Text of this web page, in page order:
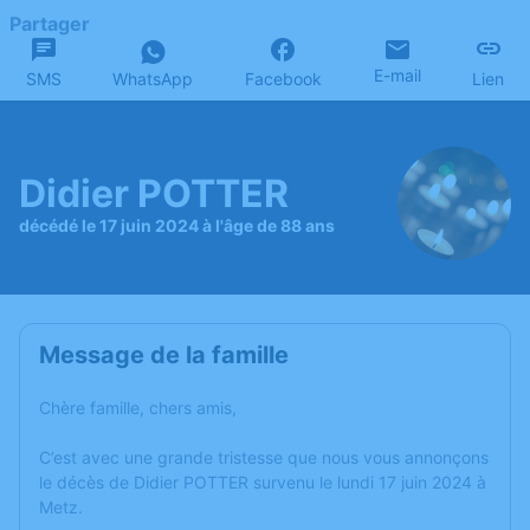
Partager
SMS WhatsApp Facebook E-mail Lien
Didier POTTER
décédé le 17 juin 2024 à l'âge de 88 ans
Message de la famille
Chère famille, chers amis,
C’est avec une grande tristesse que nous vous annonçons
le décès de Didier POTTER survenu le lundi 17 juin 2024 à
Metz.